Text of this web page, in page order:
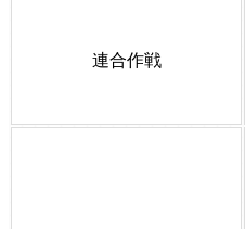
連合作戦